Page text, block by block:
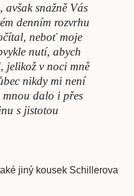
snažně Vás
denním rozvrhu
neboť moje
nutí, abych
jelikož v noci mně
nikdy mi není
mnou dalo i přes
s jistotou
jiný kousek Schillerova